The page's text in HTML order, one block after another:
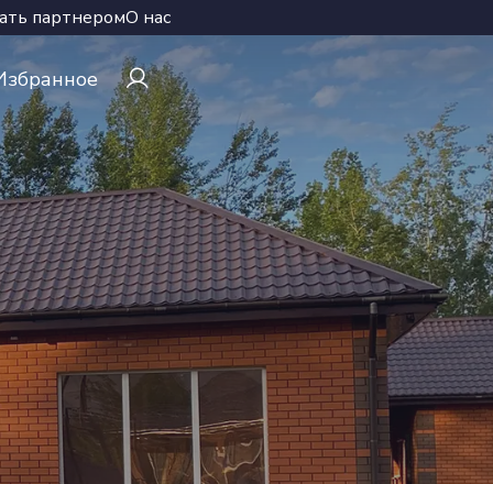
партнеромО нас